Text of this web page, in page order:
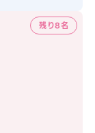
残り8名